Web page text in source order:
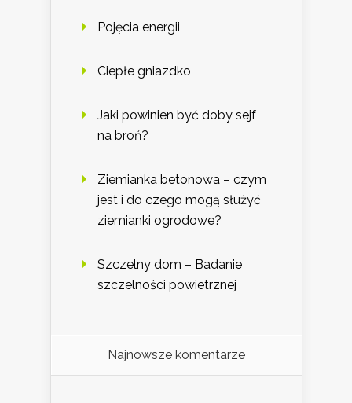
Pojęcia energii
Ciepłe gniazdko
Jaki powinien być doby sejf
na broń?
Ziemianka betonowa – czym
jest i do czego mogą służyć
ziemianki ogrodowe?
Szczelny dom – Badanie
szczelności powietrznej
Najnowsze komentarze